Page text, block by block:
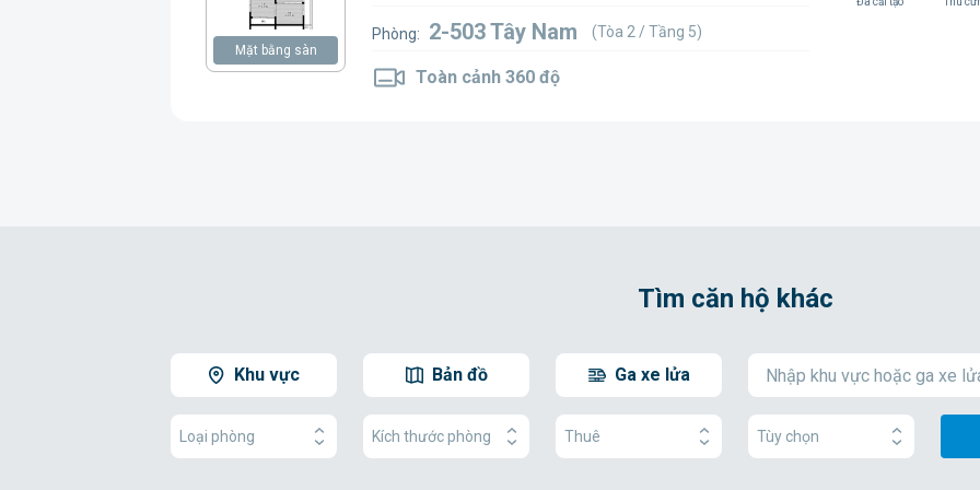
Mặt bằng sàn
Phòng: 2-503 Tây Nam (Tòa 2 / Tầng 5)
Toàn cảnh 360 độ
Tìm căn hộ khác
Khu vực Bản đồ Ga xe lửa
Loại phòng Kích thước phòng Thuê Tùy chọn